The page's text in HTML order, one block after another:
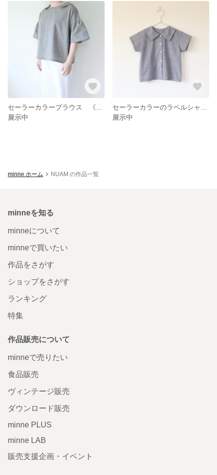
展示中
展示中
minne ホーム NUAM の作品一覧
minneを知る
minneについて
minneで買いたい
作品をさがす
ショップをさがす
ランキング
特集
作品販売について
minneで売りたい
食品販売
ヴィンテージ販売
ダウンロード販売
minne PLUS
minne LAB
販売支援企画・イベント